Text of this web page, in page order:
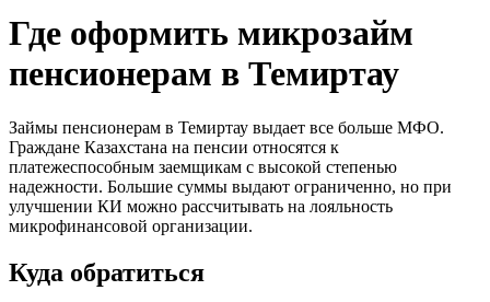
Где оформить микрозайм
пенсионерам в Темиртау
Займы пенсионерам в Темиртау выдает все больше МФО.
Граждане Казахстана на пенсии относятся к
платежеспособным заемщикам с высокой степенью
надежности. Большие суммы выдают ограниченно, но при
улучшении КИ можно рассчитывать на лояльность
микрофинансовой организации.
Куда обратиться